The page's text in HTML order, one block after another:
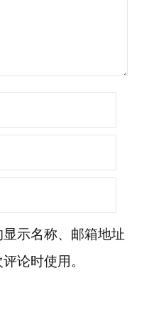
示名称、邮箱地址
论时使用。